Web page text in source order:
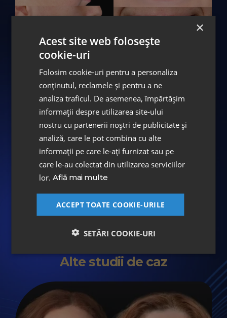
Tratamente realizare
Tratament ortodontic
Aparat dentar fix autoligaturant
Echipa medicală
Medic Specialist - Ortodonție și Ortopedie
Dento Facială
Alte studii de caz
×
Acest site web folosește
cookie-uri
Folosim cookie-uri pentru a personaliza
conținutul, reclamele și pentru a ne
analiza traficul. De asemenea, împărtășim
informații despre utilizarea site-ului
nostru cu partenerii noștri de publicitate și
analiză, care le pot combina cu alte
informații pe care le-ați furnizat sau pe
care le-au colectat din utilizarea serviciilor
lor.Află mai multe
ACCEPT TOATE COOKIE-URILE
SETĂRI COOKIE-URI